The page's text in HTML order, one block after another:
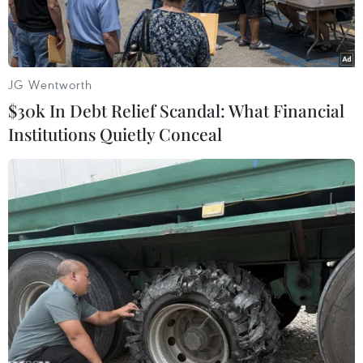
Thượng tướng Nguyễn Trọng Nghĩa, Phó Chủ nhiệm TCCT
Quân đội nhân dân Việt Nam và Phó Trưởng Ban thường trực
Ban Tuyên giáo Trung ương Võ Văn Phuông trao giải A cho các
tác giả đoạt giải. (Ảnh: Lâm Khánh/TTXVN)
Lễ Tổng kết, tuyển chọn và trao giải thưởng văn
học nghệ thuật, báo chí về đề tài lực lượng vũ
JG Wentworth
$30k In Debt Relief Scandal: What Financial
Institutions Quietly Conceal